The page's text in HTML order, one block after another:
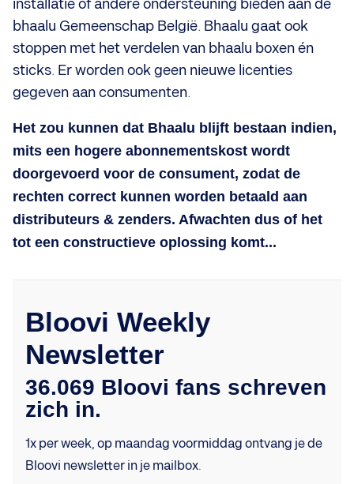
installatie of andere ondersteuning bieden aan de
bhaalu Gemeenschap België. Bhaalu gaat ook
stoppen met het verdelen van bhaalu boxen én
sticks. Er worden ook geen nieuwe licenties
gegeven aan consumenten.
Het zou kunnen dat Bhaalu blijft bestaan indien,
mits een hogere abonnementskost wordt
doorgevoerd voor de consument, zodat de
rechten correct kunnen worden betaald aan
distributeurs & zenders. Afwachten dus of het
tot een constructieve oplossing komt...
Bloovi Weekly
Newsletter
36.069 Bloovi fans schreven
zich in.
1x per week, op maandag voormiddag ontvang je de
Bloovi newsletter in je mailbox.